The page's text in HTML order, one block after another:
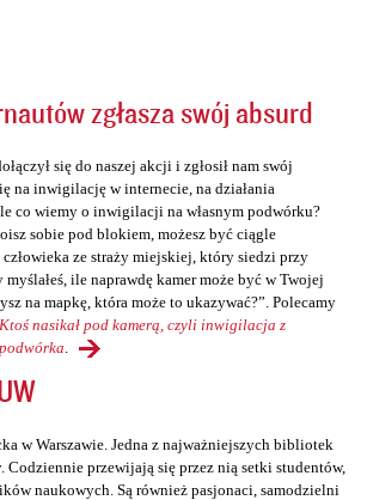
zgłasza swój absurd
się do naszej akcji i zgłosił nam swój
na inwigilację w internecie, na działania
co wiemy o inwigilacji na własnym podwórku?
sobie pod blokiem, możesz być ciągle
ze straży miejskiej, który siedzi przy
ile naprawdę kamer może być w Twojej
na mapkę, która może to ukazywać?”. Polecamy
Ktoś nasikał pod kamerą, czyli inwigilacja z
w Warszawie. Jedna z najważniejszych bibliotek
przewijają się przez nią setki studentów,
naukowych. Są również pasjonaci, samodzielni